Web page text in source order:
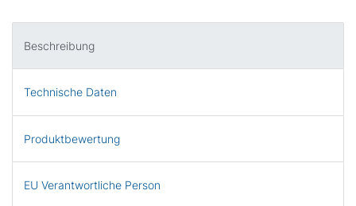
Beschreibung
Technische Daten
Produktbewertung
EU Verantwortliche Person